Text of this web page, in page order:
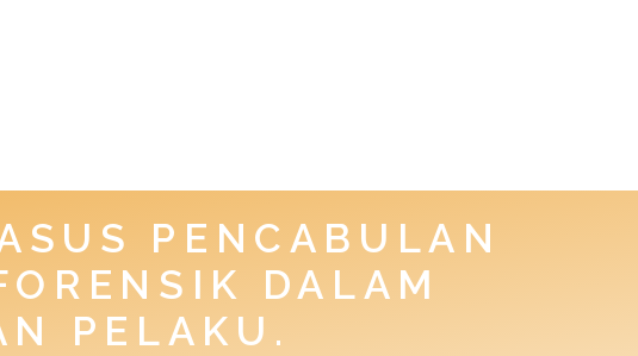
PENCABULAN
DALAM
PELAKU.